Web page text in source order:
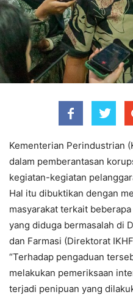
Kementerian Perindustrian
dalam pemberantasan
kegiatan-kegiatan
Hal itu dibuktikan dengan
masyarakat terkait
yang diduga bermasalah di
dan Farmasi (Direktorat
“Terhadap pengaduan
melakukan pemeriksaan
terjadi penipuan yang